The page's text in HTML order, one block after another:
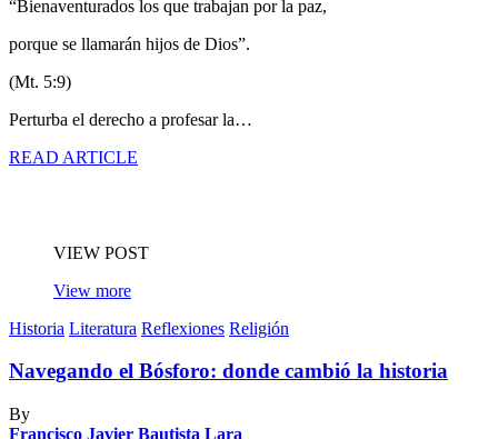
“Bienaventurados los que trabajan por la paz,
porque se llamarán hijos de Dios”.
(Mt. 5:9)
Perturba el derecho a profesar la…
READ ARTICLE
VIEW POST
View more
Historia Literatura Reflexiones Religión
Navegando el Bósforo: donde cambió la historia
By
Francisco Javier Bautista Lara